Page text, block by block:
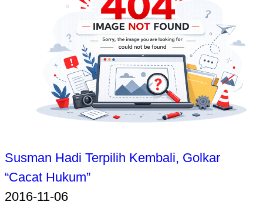
Susman Hadi Terpilih Kembali, Golkar
“Cacat Hukum”
2016-11-06